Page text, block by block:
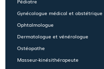
Gynécologue médical et obstétrique
Ophtalmologue
Dermatologue et vénérologue
Ostéopathe
Masseur-kinésithérapeute